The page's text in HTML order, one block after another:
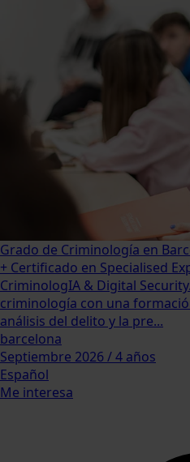
Grado de Criminología en
+ Certificado en Specialised
CriminologIA & Digital
criminología con una
análisis del delito y la pre...
barcelona
Septiembre 2026 / 4 años
Español
Me interesa